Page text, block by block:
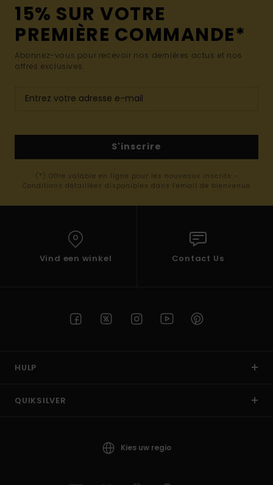
15% SUR VOTRE
PREMIÈRE COMMANDE*
Abonnez-vous pour recevoir nos dernières actus et nos
offres exclusives.
S'inscrire
(*) Offre valable en ligne pour les nouveaux inscrits -
Conditions détaillées disponibles dans l'email de bienvenue
Vind een winkel Contact Us
HULP
QUIKSILVER
Kies uw regio